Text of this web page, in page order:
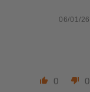
06/01/26
0 0